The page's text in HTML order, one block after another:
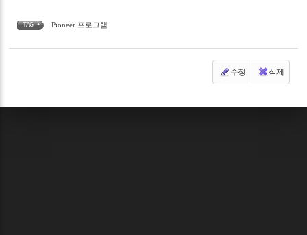
TAG • Pioneer 프로그램
수정 삭제